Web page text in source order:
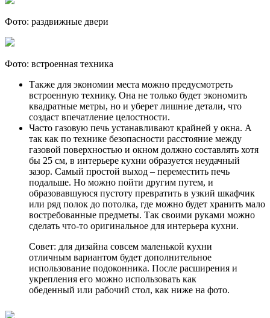
Фото: раздвижные двери
Фото: встроенная техника
Также для экономии места можно предусмотреть
встроенную технику. Она не только будет экономить
квадратные метры, но и уберет лишние детали, что
создаст впечатление целостности.
Часто газовую печь устанавливают крайней у окна. А
так как по технике безопасности расстояние между
газовой поверхностью и окном должно составлять хотя
бы 25 см, в интерьере кухни образуется неудачный
зазор. Самый простой выход – переместить печь
подальше. Но можно пойти другим путем, и
образовавшуюся пустоту превратить в узкий шкафчик
или ряд полок до потолка, где можно будет хранить мало
востребованные предметы. Так своими руками можно
сделать что-то оригинальное для интерьера кухни.
Совет: для дизайна совсем маленькой кухни
отличным вариантом будет дополнительное
использование подоконника. После расширения и
укрепления его можно использовать как
обеденный или рабочий стол, как ниже на фото.